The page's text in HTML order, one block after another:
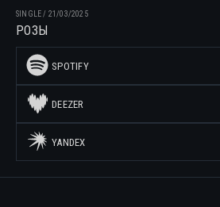
SINGLE/ 21/03/2025
РОЗЫ
SPOTIFY
DEEZER
YANDEX